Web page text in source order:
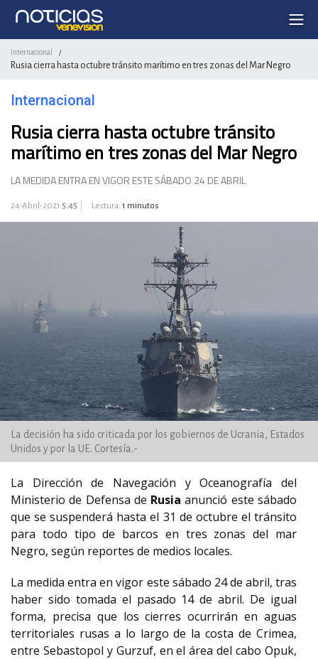
Internacional /
Rusia cierra hasta octubre tránsito marítimo en tres zonas del Mar Negro
Internacional
Rusia cierra hasta octubre tránsito
marítimo en tres zonas del Mar Negro
LA MEDIDA ENTRA EN VIGOR ESTE SÁBADO 24 DE ABRIL
24-Abril-2021 5:45 Lectura: 1 minutos
La decisión ha sido criticada por los gobiernos de Ucrania, Estados
Unidos y por la UE. Cortesía.-
La Dirección de Navegación y Oceanografía del
Ministerio de Defensa de Rusia anunció este sábado
que se suspenderá hasta el 31 de octubre el tránsito
para todo tipo de barcos en tres zonas del mar
Negro, según reportes de medios locales.
La medida entra en vigor este sábado 24 de abril, tras
haber sido tomada el pasado 14 de abril. De igual
forma, precisa que los cierres ocurrirán en aguas
territoriales rusas a lo largo de la costa de Crimea,
entre Sebastopol y Gurzuf, en el área del cabo Opuk,